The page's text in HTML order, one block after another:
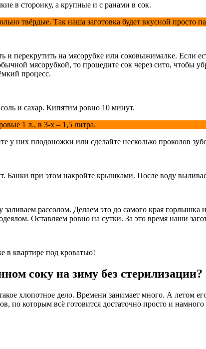
в сторонку, а крупные и с ранами в сок.
твёрдые. Так наша заготовка будет вкусной просто
и перекрутить на мясорубке или соковыжималке. Если
мясорубкой, то процедите сок через сито, чтобы
процесс.
и сахар. Кипятим ровно 10 минут.
1 л., в 3-х – 1,5 литра.
у них плодоножки или сделайте несколько проколов
Банки при этом накройте крышками. После воду
рассолом. Делаем это до самого края
Оставляем ровно на сутки. За это время наши
в квартире под кроватью!
соку на зиму без стерилизации?
хлопотное дело. Времени занимает много. А летом
по которым всё готовится достаточно просто и намного